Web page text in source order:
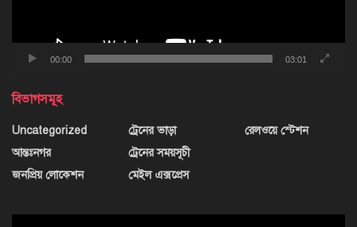
00:00 03:01
বিভাগসমূহ
Uncategorized
আন্তঃনগর
জনপ্রিয় লোকেশন
ট্রেনের ভাড়া
ট্রেনের সময়সূচী
মেইল এক্সপ্রেস
রেলওয়ে স্টেশন